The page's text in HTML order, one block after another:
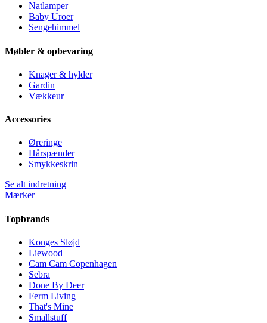
Natlamper
Baby Uroer
Sengehimmel
Møbler & opbevaring
Knager & hylder
Gardin
Vækkeur
Accessories
Øreringe
Hårspænder
Smykkeskrin
Se alt indretning
Mærker
Topbrands
Konges Sløjd
Liewood
Cam Cam Copenhagen
Sebra
Done By Deer
Ferm Living
That's Mine
Smallstuff